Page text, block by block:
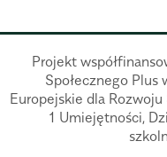
Projekt
Społecznego Plus
Europejskie dla
1 Umiejętności,